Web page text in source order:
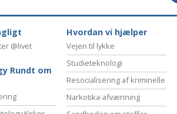
@livet
Rundt om
Hvordan vi hjælper
Vejen til lykke
Studieteknologi
Resocialisering af kriminelle
Narkotika-afvænning